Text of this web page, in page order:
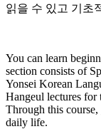
읽을 수 있고 기초
You can learn
section consists of
Yonsei Korean
Hangeul lectures for
Through this
daily life.